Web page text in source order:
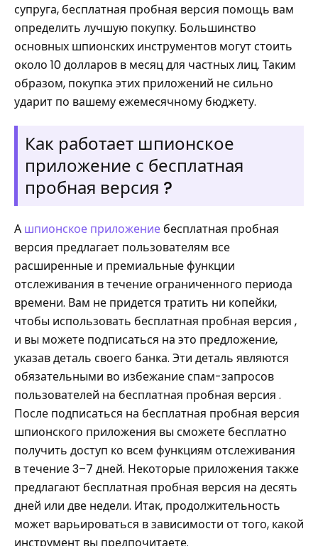
супруга, бесплатная пробная версия помощь вам
определить лучшую покупку. Большинство
основных шпионских инструментов могут стоить
около 10 долларов в месяц для частных лиц. Таким
образом, покупка этих приложений не сильно
ударит по вашему ежемесячному бюджету.
Как работает шпионское
приложение с бесплатная
пробная версия ?
А шпионское приложение бесплатная пробная
версия предлагает пользователям все
расширенные и премиальные функции
отслеживания в течение ограниченного периода
времени. Вам не придется тратить ни копейки,
чтобы использовать бесплатная пробная версия ,
и вы можете подписаться на это предложение,
указав деталь своего банка. Эти деталь являются
обязательными во избежание спам-запросов
пользователей на бесплатная пробная версия .
После подписаться на бесплатная пробная версия
шпионского приложения вы сможете бесплатно
получить доступ ко всем функциям отслеживания
в течение 3–7 дней. Некоторые приложения также
предлагают бесплатная пробная версия на десять
дней или две недели. Итак, продолжительность
может варьироваться в зависимости от того, какой